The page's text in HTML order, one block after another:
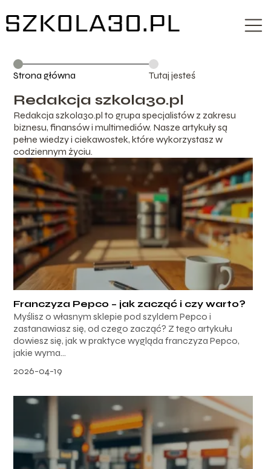
Strona główna Tutaj jesteś
Redakcja szkola30.pl
Redakcja szkola30.pl to grupa specjalistów z zakresu
biznesu, finansów i multimediów. Nasze artykuły są
pełne wiedzy i ciekawostek, które wykorzystasz w
codziennym życiu.
Franczyza Pepco – jak zacząć i czy warto?
Myślisz o własnym sklepie pod szyldem Pepco i
zastanawiasz się, od czego zacząć? Z tego artykułu
dowiesz się, jak w praktyce wygląda franczyza Pepco,
jakie wyma...
2026-04-19